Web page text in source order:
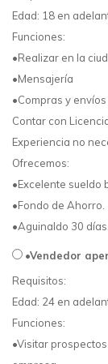
Edad: 18 en
Funciones:
•Realizar en la
•Mensajería
•Compras y
Contar con
Experiencia no
Ofrecemos:
•Excelente sueldo
•Fondo de Ahorro.
•Aguinaldo 30
•Vendedor
Requisitos:
Edad: 24 en
Funciones:
•Visitar